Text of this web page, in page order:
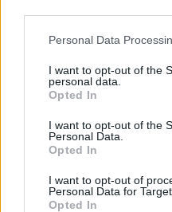
Personal Data
I want to opt-out of the
personal data.
Opted In
I want to opt-out of the
Personal Data.
Opted In
I want to opt-out of
Personal Data for
Opted In
Το ερώτημα είναι αν
βρεθούν μέσα σε